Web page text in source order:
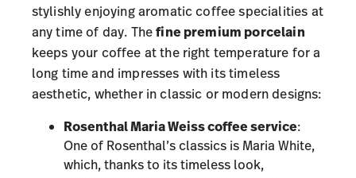
stylishly enjoying aromatic coffee specialities at
any time of day. Thefine premium porcelain
keeps your coffee at the right temperature for a
long time and impresses with its timeless
aesthetic, whether in classic or modern designs:
Rosenthal Maria Weisscoffee service:
One of Rosenthal’s classics is Maria White,
which, thanks to its timeless look,